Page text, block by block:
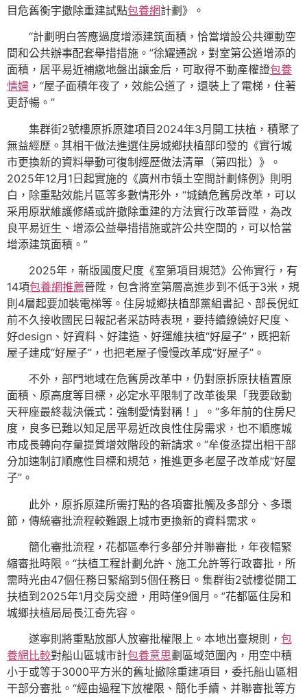
目危舊衡宇撤除重建試點包養網計劃》。
“計劃明白答應過度增添建筑面積，恰當增設公共運動空
間和公共辦事配套舉措措施。”徐耀通說，對室第公道增添的
面積，居平易近補繳地盤出讓金后，可取得不動產權證包養
情婦 ，“屋子面積年夜了，效能公道了，還裝上了電梯，住著
更舒暢。”
集群街2號樓原拆原建項目2024年3月開工扶植，積聚了
無益經歷。其相干做法進選住房城鄉扶植部印發的《實行城
市更換新的資料舉動可復制經歷做法清單（第四批）》。
2025年12月1日起實施的《廣州市領土空間計劃條例》則明
白，除重點效能片區等多數情形外，“城鎮危舊房改革，可以
采用原狀維護修繕或許撤除重建的方法實行改革晉陞，為改
良平易近生、增添公益舉措措施或許公共空間的，可以恰當
增添建筑面積。”
2025年，新版國度尺度《室第項目規范》公佈實行，有
14項包養網推薦晉陞，包含將室第層高進步到不低于3米，規
則4層起要加裝電梯等。住房城鄉扶植部黨組書記、部長倪虹
前不久接收國民日報記者采訪時表現，要持續繚繞好尺度、
好design、好資料、好建造、好運維扶植“好屋子”，既把新
屋子建成“好屋子”，也把老屋子慢慢改革成“好屋子”。
不外，部門地域在危舊房改革中，仍對原拆原扶植置原
面積、原高度等目標，必定水平限制了改革後果「我要啟動
天秤座最終裁決儀式：強制愛情對稱！」。“多年前的住房尺
度，良多已難以知足居平易近改良性住房需求，也不順應城
市成長轉向存量提質增效階段的新請求。”牟俊丞提出相干部
分加速制訂順應性目標和規范，推進更多老屋子改革成“好屋
子”。
此外，原拆原建所需打點的各項審批觸及多部分、多環
節，傳統審批流程較難跟上城市更換新的資料需求。
簡化審批流程，花都區奉行多部分并聯審批，年夜幅緊
縮審批時限。“扶植工程計劃允許、施工允許等行政審批，所
需時光由47個任務日緊縮到5個任務日。集群街2號樓從開工
扶植到2025年1月交房交證，用時僅9個月。”花都區住房和
城鄉扶植局局長江奇先容。
遂寧則將重點放鄙人放審批權限上。本地出臺規則， 包
養網比較對船山區城市計包養意思劃區域范圍內，用空中積
小于或等于3000平方米的舊址撤除重建項目，委托船山區相
干部分審批。“經由過程下放權限、簡化手續、并聯審批等方